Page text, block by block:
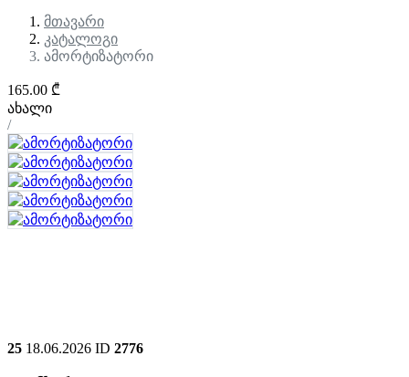
მთავარი
კატალოგი
ამორტიზატორი
165.00 ₾
ახალი
/
25 18.06.2026 ID 2776